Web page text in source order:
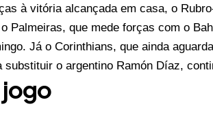
à vitória alcançada em casa, o
Palmeiras, que mede forças com o
Já o Corinthians, que ainda
substituir o argentino Ramón Díaz,
jogo